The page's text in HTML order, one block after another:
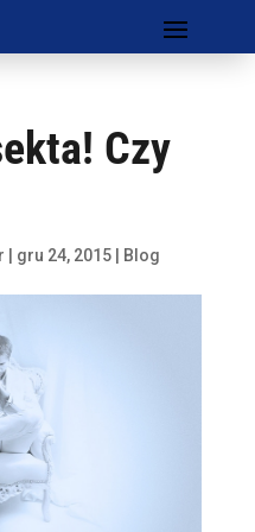
Czy
gru 24, 2015| Blog